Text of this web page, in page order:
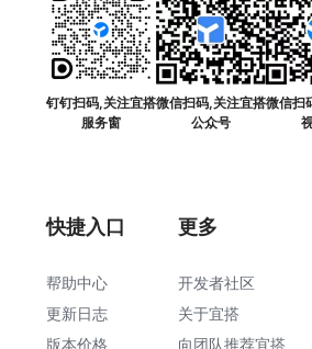
钉钉扫码,关注宜搭
服务窗
微信扫码,关注宜搭
公众号
微信扫
快捷入口
帮助中心
更新日志
版本价格
更多
开发者社区
关于宜搭
向团队推荐宜搭